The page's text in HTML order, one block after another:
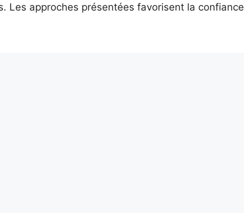
Les approches présentées favorisent la confiance